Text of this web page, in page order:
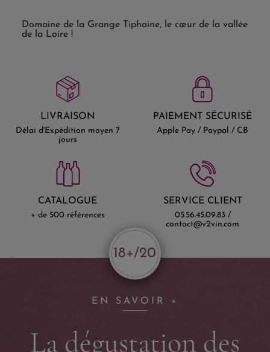
Domaine de la Grange Tiphaine, le cœur de la vallée
de la Loire !
LIVRAISON
Délai d'Expédition moyen 7
jours
PAIEMENT SÉCURISÉ
Apple Pay / Paypal / CB
CATALOGUE
+ de 500 références
SERVICE CLIENT
05.56.45.09.83 /
contact@v2vin.com
18+/20
EN SAVOIR +
La dégustation des